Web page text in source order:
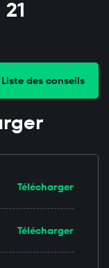
Liste des conseils
Télécharger
Télécharger